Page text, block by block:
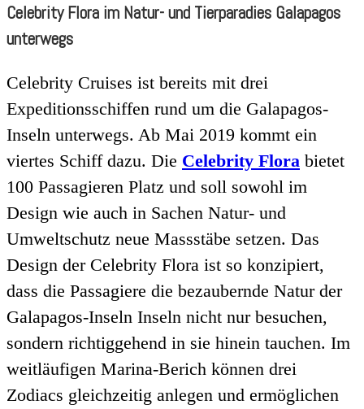
Celebrity Flora im Natur- und Tierparadies Galapagos
unterwegs
Celebrity Cruises ist bereits mit drei
Expeditionsschiffen rund um die Galapagos-
Inseln unterwegs. Ab Mai 2019 kommt ein
viertes Schiff dazu. Die Celebrity Flora bietet
100 Passagieren Platz und soll sowohl im
Design wie auch in Sachen Natur- und
Umweltschutz neue Massstäbe setzen. Das
Design der Celebrity Flora ist so konzipiert,
dass die Passagiere die bezaubernde Natur der
Galapagos-Inseln Inseln nicht nur besuchen,
sondern richtiggehend in sie hinein tauchen. Im
weitläufigen Marina-Berich können drei
Zodiacs gleichzeitig anlegen und ermöglichen